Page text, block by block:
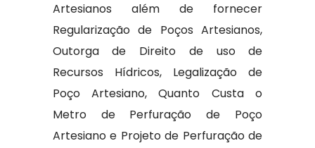
Artesianos além de fornecer
Regularização de Poços Artesianos,
Outorga de Direito de uso de
Recursos Hídricos, Legalização de
Poço Artesiano, Quanto Custa o
Metro de Perfuração de Poço
Artesiano e Projeto de Perfuração de